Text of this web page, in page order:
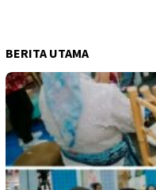
BERITA UTAMA